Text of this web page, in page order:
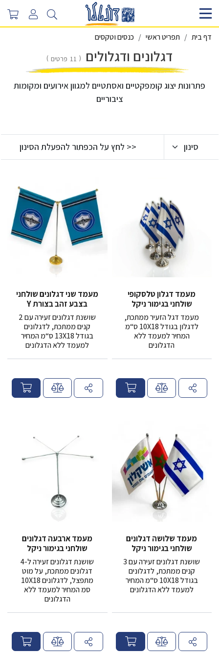
דף בית תפריט ראשי כנסים וטקסים
דגלונים ודגלולים 11 פרטים
פתרונות יצוג קומפקטיים ואסתטיים למגוון אירועים ומקומות
ציבוריים
סינון << לחץ על הכפתור להפעלת הסינון
מעמד דגלון טלסקופי
שולחני בגימור ניקל
מעמד דגל הזעיר ממתכת,
לדגלון בגודל 10X18 ס“מ
המחיר למעמד ללא
הדגלונים
ח
י
מעמד שני דגלונים שולחני
בצבע זהב בצורת Y
שושנת דגלונים זעירה עם 2
קנים ממתכת, לדגלונים
בגודל 13X18 ס“מ המחיר
למעמד ללא הדגלונים
ח
י
מעמד שלושה דגלונים
שולחני בגימור ניקל
בצורת משולש
שושנת דגלונים זעירה עם 3
קנים ממתכת, לדגלונים
בגודל 10X18 ס“מ המחיר
למעמד ללא הדגלונים
ח
י
מעמד ארבעה דגלונים
שולחני בגימור ניקל
בצורת X
שושנת דגלונים זעירה ל-4
דגלונים ממתכת, על מוט
מתפצל, לדגלונים 10X18
סמ המחיר למעמד ללא
הדגלונים
ח
י